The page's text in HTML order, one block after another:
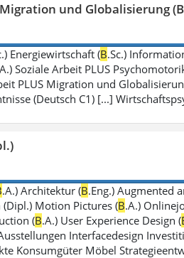
und Globalisierung
Energiewirtschaft (B.Sc.)
Soziale Arbeit PLUS
PLUS Migration und
(Deutsch C1) [...]
.A.) Architektur (B.Eng.) Augmented
Motion Pictures (B.A.)
(B.A.) User Experience Design (
Interfacedesign
Konsumgüter Möbel